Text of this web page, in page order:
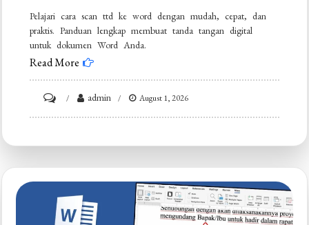
Pelajari cara scan ttd ke word dengan mudah, cepat, dan
praktis. Panduan lengkap membuat tanda tangan digital
untuk dokumen Word Anda.
Read More
Ternyata
Scan
TTD
admin August 1, 2026